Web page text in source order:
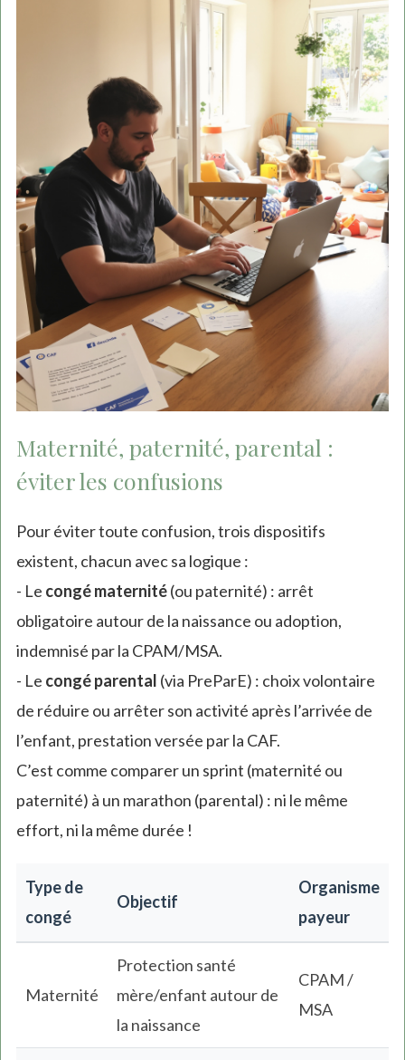
Maternité, paternité, parental :
éviter les confusions
Pour éviter toute confusion, trois dispositifs
existent, chacun avec sa logique :
- Le congé maternité(ou paternité) : arrêt
obligatoire autour de la naissance ou adoption,
indemnisé par la CPAM/MSA.
- Le congé parental (via PreParE) : choix volontaire
de réduire ou arrêter son activité après l’arrivée de
l’enfant, prestation versée par la CAF.
C’est comme comparer un sprint (maternité ou
paternité) à un marathon (parental) : ni le même
effort, ni la même durée !
Type de
congé
Objectif
Organisme
payeur
Maternité
Protection santé
mère/enfant autour de
la naissance
CPAM /
MSA